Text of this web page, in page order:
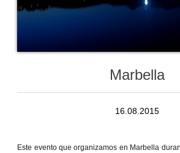
Marbella
16.08.2015
Este evento que organizamos en Marbella